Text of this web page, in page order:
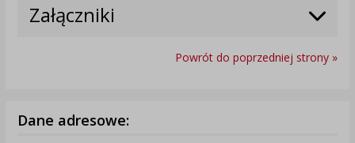
Załączniki
Powrót do poprzedniej strony »
Dane adresowe: